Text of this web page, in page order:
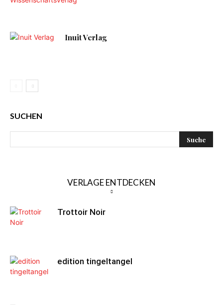
Inuit Verlag
SUCHEN
VERLAGE ENTDECKEN
Trottoir Noir
edition tingeltangel